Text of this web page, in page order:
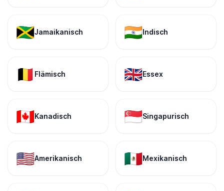
🇯🇲Jamaikanisch 🇮🇳Indisch
🇧🇪 Flämisch 🇬🇧Essex
🇨🇦Kanadisch 🇸🇬Singapurisch
🇺🇸Amerikanisch 🇲🇽Mexikanisch